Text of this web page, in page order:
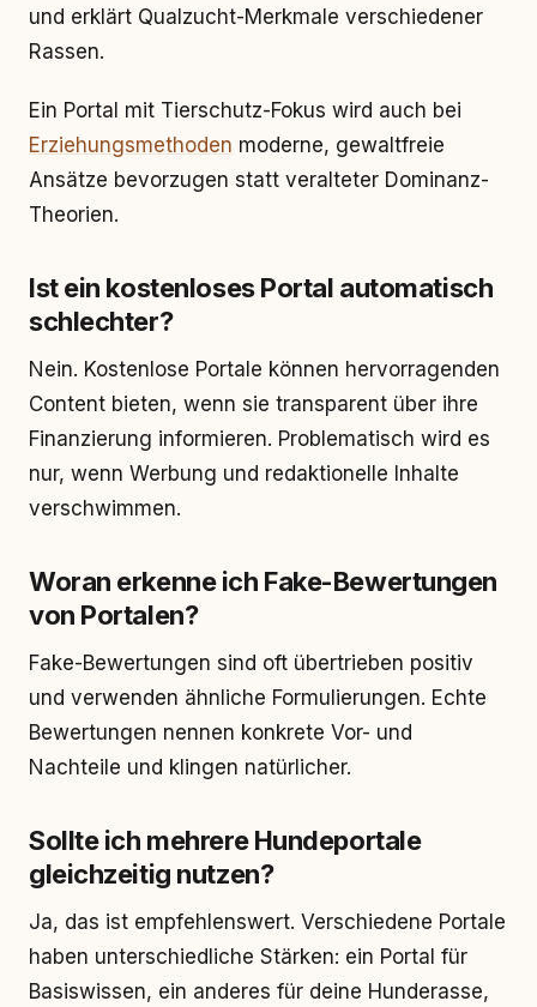
und erklärt Qualzucht-Merkmale verschiedener
Rassen.
Ein Portal mit Tierschutz-Fokus wird auch bei
Erziehungsmethoden moderne, gewaltfreie
Ansätze bevorzugen statt veralteter Dominanz-
Theorien.
Ist ein kostenloses Portal automatisch
schlechter?
Nein. Kostenlose Portale können hervorragenden
Content bieten, wenn sie transparent über ihre
Finanzierung informieren. Problematisch wird es
nur, wenn Werbung und redaktionelle Inhalte
verschwimmen.
Woran erkenne ich Fake-Bewertungen
von Portalen?
Fake-Bewertungen sind oft übertrieben positiv
und verwenden ähnliche Formulierungen. Echte
Bewertungen nennen konkrete Vor- und
Nachteile und klingen natürlicher.
Sollte ich mehrere Hundeportale
gleichzeitig nutzen?
Ja, das ist empfehlenswert. Verschiedene Portale
haben unterschiedliche Stärken: ein Portal für
Basiswissen, ein anderes für deine Hunderasse,